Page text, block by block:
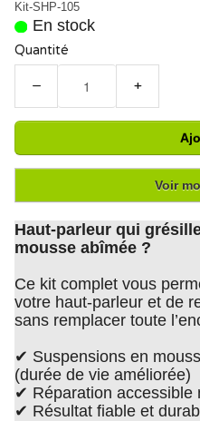
Kit-SHP-105
En stock
Quantité
− +
Voir
Haut-parleur qui
mousse abîmée ?
Ce kit complet vous
votre haut-parleur et de
sans remplacer toute
✔ Suspensions en
(durée de vie améliorée)
✔ Réparation accessible
✔ Résultat fiable et